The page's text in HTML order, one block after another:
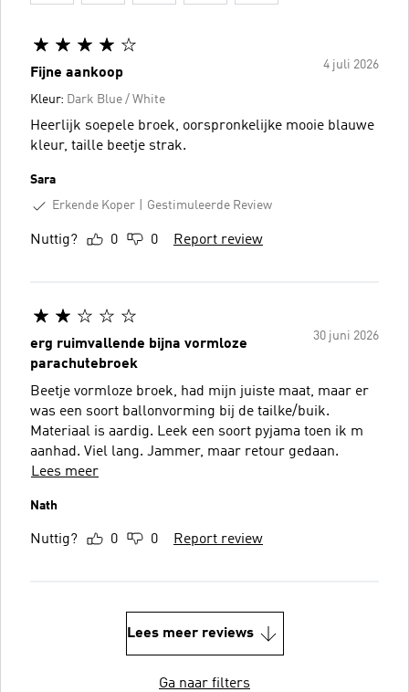
4 juli 2026
Fijne aankoop
Kleur: Dark Blue / White
Heerlijk soepele broek, oorspronkelijke mooie blauwe
kleur, taille beetje strak.
Sara
Erkende Koper
Gestimuleerde Review
Nuttig? 0 0 Report review
30 juni 2026
erg ruimvallende bijna vormloze
parachutebroek
Beetje vormloze broek, had mijn juiste maat, maar er
was een soort ballonvorming bij de tailke/buik.
Materiaal is aardig. Leek een soort pyjama toen ik m
aanhad. Viel lang. Jammer, maar retour gedaan.
Lees meer
Nath
Nuttig? 0 0 Report review
Lees meer reviews
Ga naar filters